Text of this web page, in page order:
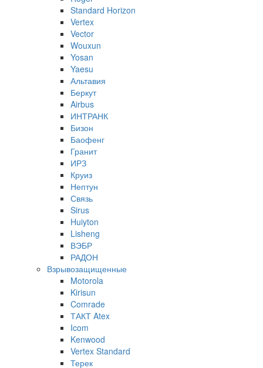
Standard Horizon
Vertex
Vector
Wouxun
Yosan
Yaesu
Альтавия
Беркут
Airbus
ИНТРАНК
Бизон
Баофенг
Гранит
ИРЗ
Круиз
Нептун
Связь
Sirus
Huiyton
Lisheng
ВЭБР
РАДОН
Взрывозащищенные
Motorola
Kirisun
Comrade
ТАКТ Atex
Icom
Kenwood
Vertex Standard
Терек